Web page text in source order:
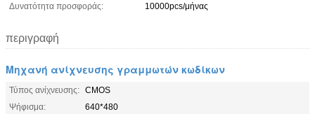
Δυνατότητα προσφοράς:
10000pcs/μήνας
περιγραφή
Μηχανή ανίχνευσης γραμμωτών κωδίκων
Τύπος ανίχνευσης: CMOS
Ψήφισμα:
640*480